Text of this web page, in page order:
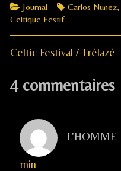
Categories
Journal Tags
Carlos Nunez,
Celtique Festif
Navigation
de
Previous
Celtic Festival / Trélazé
4 commentaires
L'HOMME
min